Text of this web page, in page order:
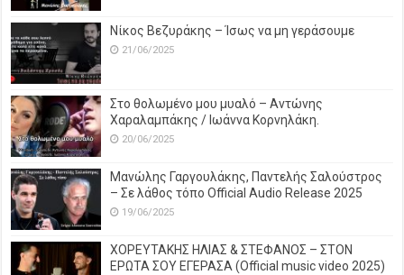
Νίκος Βεζυράκης – Ίσως να μη γεράσουμε
21/06/2025
Στο θολωμένο μου μυαλό – Αντώνης
Χαραλαμπάκης / Ιωάννα Κορνηλάκη.
20/06/2025
Μανώλης Γαργουλάκης, Παντελής Σαλούστρος
– Σε λάθος τόπο Official Audio Release 2025
19/06/2025
ΧΟΡΕΥΤΑΚΗΣ ΗΛΙΑΣ & ΣΤΕΦΑΝΟΣ – ΣΤΟΝ
ΕΡΩΤΑ ΣΟΥ ΕΓΕΡΑΣΑ (Official music video 2025)